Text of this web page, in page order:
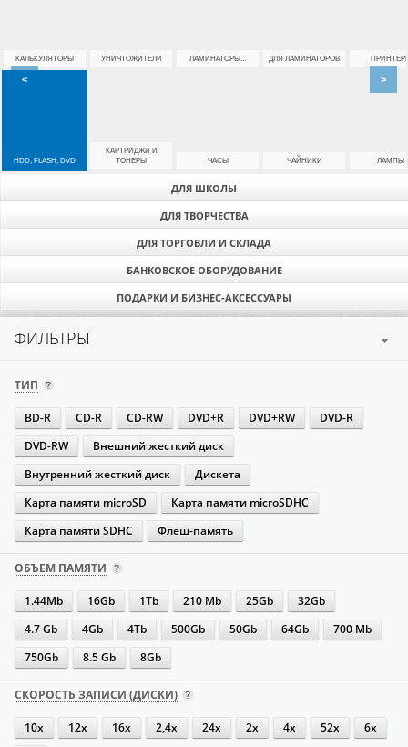
ДЛЯ ШКОЛЫ
ДЛЯ ТВОРЧЕСТВА
ДЛЯ ТОРГОВЛИ И СКЛАДА
БАНКОВСКОЕ ОБОРУДОВАНИЕ
ПОДАРКИ И БИЗНЕС-АКСЕССУАРЫ
КАЛЬКУЛЯТОРЫ УНИЧТОЖИТЕЛИ ЛАМИНАТОРЫ... ДЛЯ ЛАМИНАТОРОВ
HDD, FLASH, DVD
КАРТРИДЖИ И
ТОНЕРЫ
ЧАСЫ ЧАЙНИКИ ЛАМПЫ
< >
ФИЛЬТРЫ
ТИП
BD-R CD-R CD-RW DVD+R DVD+RW
DVD-R
DVD-RW
Внешний жесткий диск
Внутренний жесткий диск
Дискета
Карта памяти microSD
Карта памяти microSDHC
Карта памяти SDHC
Флеш-память
ОБЪЕМ ПАМЯТИ
1.44Mb 16Gb 1Tb 210 Mb 25Gb
32Gb
4.7 Gb
4Gb 4Tb 500Gb 50Gb 64Gb
700 Mb
750Gb
8.5 Gb 8Gb
СКОРОСТЬ ЗАПИСИ (ДИСКИ)
10x 12x 16х 2,4x 24х 2x 4х 52х
6x